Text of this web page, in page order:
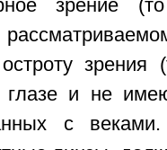
зрение
зрения
глазе и не
с